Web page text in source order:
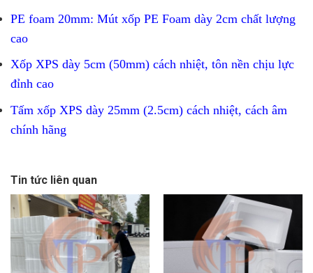
PE foam 20mm: Mút xốp PE Foam dày 2cm chất lượng
cao
Xốp XPS dày 5cm (50mm) cách nhiệt, tôn nền chịu lực
đỉnh cao
Tấm xốp XPS dày 25mm (2.5cm) cách nhiệt, cách âm
chính hãng
Tin tức liên quan